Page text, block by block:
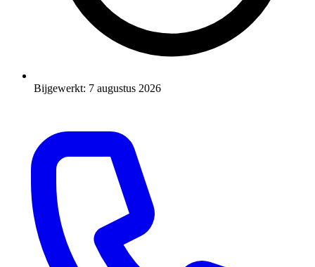
Bijgewerkt: 7 augustus 2026